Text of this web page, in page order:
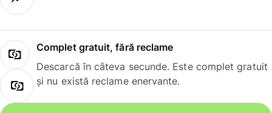
Complet gratuit, fără reclame
Descarcă în câteva secunde. Este complet gratuit
și nu există reclame enervante.